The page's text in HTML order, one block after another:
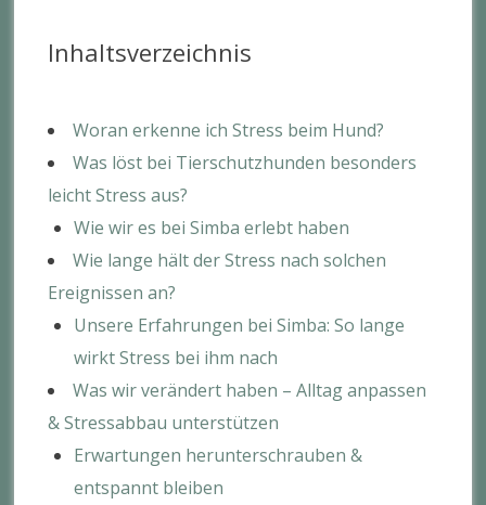
Inhaltsverzeichnis
Woran erkenne ich Stress beim Hund?
Was löst bei Tierschutzhunden besonders
leicht Stress aus?
Wie wir es bei Simba erlebt haben
Wie lange hält der Stress nach solchen
Ereignissen an?
Unsere Erfahrungen bei Simba: So lange
wirkt Stress bei ihm nach
Was wir verändert haben – Alltag anpassen
& Stressabbau unterstützen
Erwartungen herunterschrauben &
entspannt bleiben